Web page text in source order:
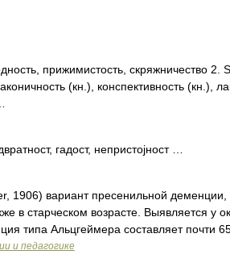
прижимистость, скряжничество 2.
(кн.), конспективность (кн.),
гадост, непристојност …
1906) вариант пресенильной
в старческом возрасте. Выявляется у
типа Альцгеймера составляет почти
и педагогике